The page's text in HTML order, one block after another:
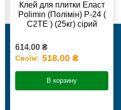
Клей для плитки Еласт
Polimin (Полімін) Р-24 (
С2ТЕ ) (25кг) сірий
614.00 ₴
Своїм: 518.00 ₴
В корзину